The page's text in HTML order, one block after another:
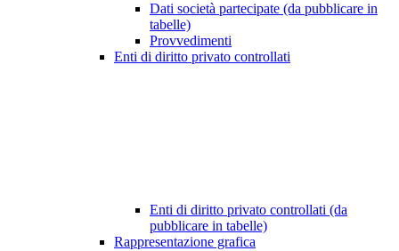
Dati società partecipate (da pubblicare in
tabelle)
Provvedimenti
Enti di diritto privato controllati
Enti di diritto privato controllati (da
pubblicare in tabelle)
Rappresentazione grafica